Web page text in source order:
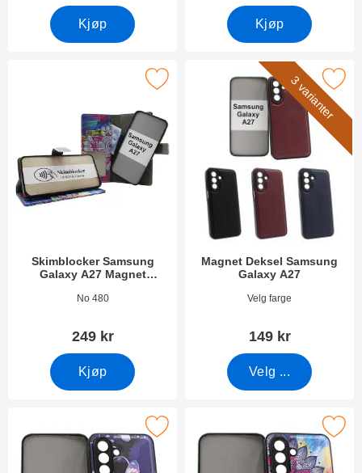
Kjøp Kjøp
Skimblocker Samsung
Galaxy A27 Magnet
Varenummer 55406
No 480
249 kr
Kjøp
Samsung Galaxy A27 Magnet Lommebok Deksel Design
3 varianter
Magnet Deksel Samsung
Galaxy A27
Varenummer 55397
Velg farge
149 kr
Velg ...
Merk magnet Deksel Samsung
magnet Deksel Samsung Galaxy A27 som favoritt
Merk magnet Deksel Samsung